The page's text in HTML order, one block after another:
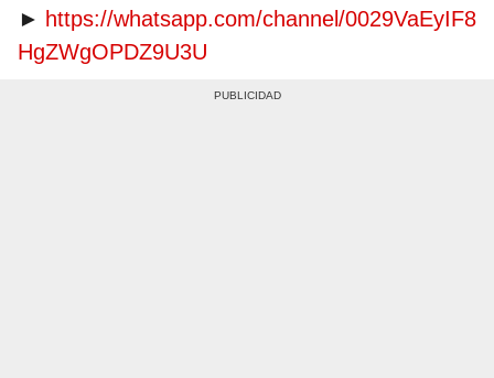
► https://whatsapp.com/channel/0029VaEyIF8
HgZWgOPDZ9U3U